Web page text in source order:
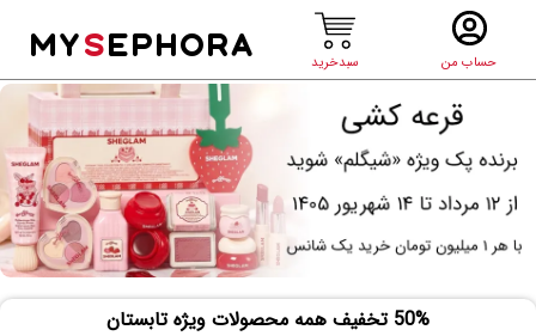
حساب من سبدخرید
MYSEPHORA
50% تخفیف همه محصولات ویژه تابستان